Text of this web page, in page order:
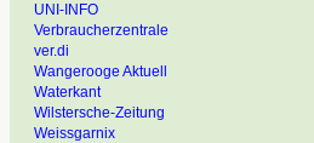
UNI-INFO
Verbraucherzentrale
ver.di
Wangerooge Aktuell
Waterkant
Wilstersche-Zeitung
Weissgarnix